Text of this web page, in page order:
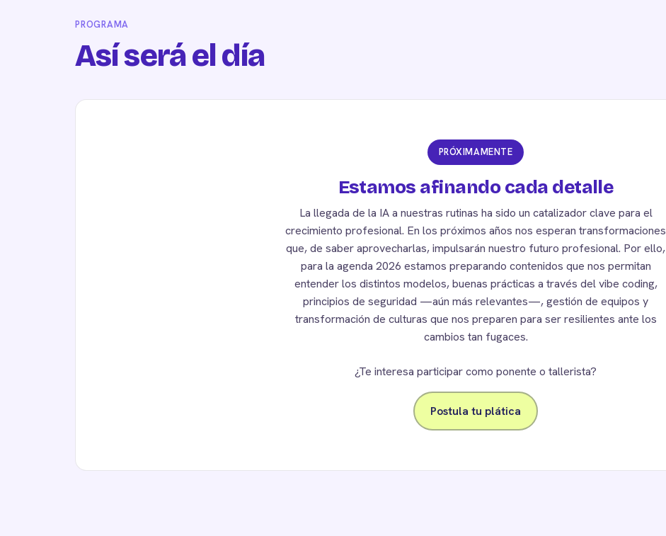
PROGRAMA
Así será el día
PRÓXIMAMENTE
Estamos afinando cada detalle
La llegada de la IA a nuestras rutinas ha sido un catalizador clave para el
crecimiento profesional. En los próximos años nos esperan transformaciones
que, de saber aprovecharlas, impulsarán nuestro futuro profesional. Por ello,
para la agenda 2026 estamos preparando contenidos que nos permitan
entender los distintos modelos, buenas prácticas a través del vibe coding,
principios de seguridad —aún más relevantes—, gestión de equipos y
transformación de culturas que nos preparen para ser resilientes ante los
cambios tan fugaces.
¿Te interesa participar como ponente o tallerista?
Postula tu plática